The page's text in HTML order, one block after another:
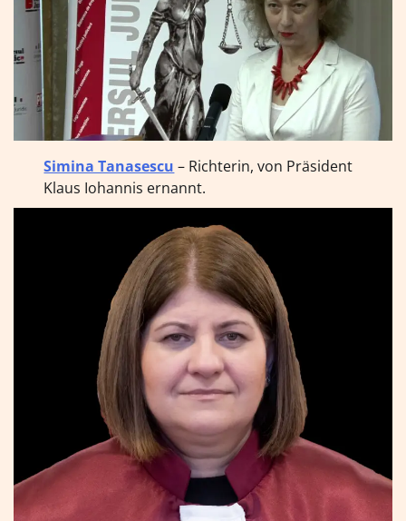
Simina Tanasescu – Richterin, von Präsident
Klaus Iohannis ernannt.